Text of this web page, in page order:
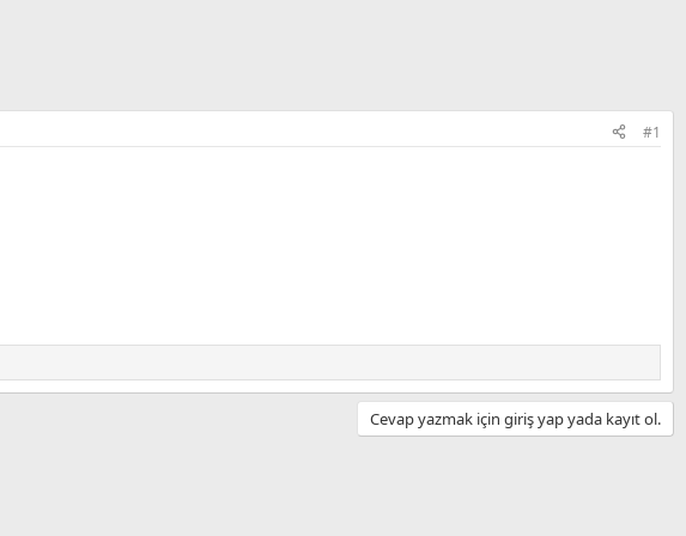
#1
Cevap yazmak için giriş yap yada kayıt ol.